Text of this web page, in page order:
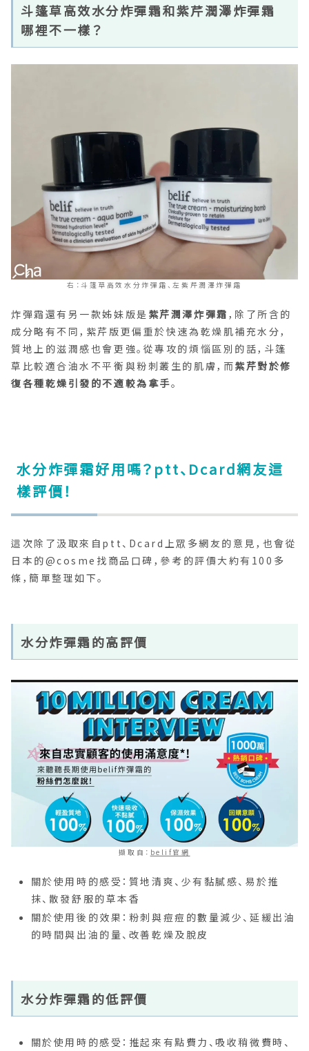
斗篷草高效水分炸彈霜和紫芹潤澤炸彈霜
哪裡不一樣？
右：斗篷草高效水分炸彈霜、左紫芹潤澤炸彈霜
炸彈霜還有另一款姊妹版是 紫芹潤澤炸彈霜 ，除了所含的
成分略有不同，紫芹版更偏重於快速為乾燥肌補充水分，
質地上的滋潤感也會更強。從專攻的煩惱區別的話，斗篷
草比較適合油水不平衡與粉刺叢生的肌膚，而紫芹對於修
復各種乾燥引發的不適較為拿手。
水分炸彈霜好用嗎？ptt、Dcard網友這
樣評價！
這次除了汲取來自ptt、Dcard上眾多網友的意見，也會從
日本的@cosme找商品口碑，參考的評價大約有100多
條，簡單整理如下。
水分炸彈霜的高評價
擷取自： belif官網
關於使用時的感受：質地清爽、少有黏膩感、易於推
抹、散發舒服的草本香
關於使用後的效果：粉刺與痘痘的數量減少、延緩出油
的時間與出油的量、改善乾燥及脫皮
水分炸彈霜的低評價
關於使用時的感受：推起來有點費力、吸收稍微費時、